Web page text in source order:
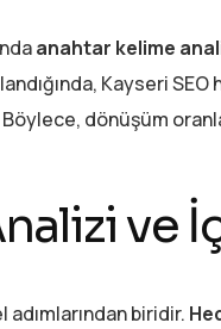
anahtar kelime
Kayseri
dönüşüm
ve
biridir.